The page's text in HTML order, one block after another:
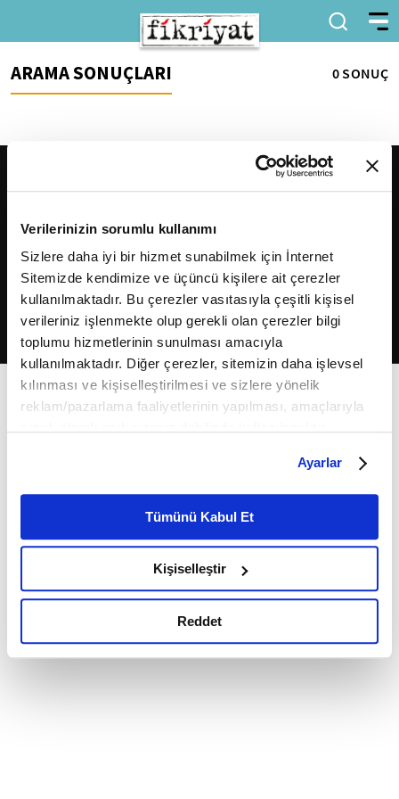
Verilerinizin sorumlu kullanımı
Sizlere daha iyi bir hizmet sunabilmek için İnternet
Sitemizde kendimize ve üçüncü kişilere ait çerezler
kullanılmaktadır. Bu çerezler vasıtasıyla çeşitli kişisel
verileriniz işlenmekte olup gerekli olan çerezler bilgi
toplumu hizmetlerinin sunulması amacıyla
kullanılmaktadır. Diğer çerezler, sitemizin daha işlevsel
kılınması ve kişiselleştirilmesi ve sizlere yönelik
reklam/pazarlama faaliyetlerinin yapılması, amaçlarıyla
belirleyebilirsiniz. Çerezlere ilişkin detaylı bilgi için
Ayarlar butonuna tıklayabilir,Çerez Bilgilendirme
Metnimizi ziyaret edebilirsiniz.
6698 sayılı Kişisel Verilerin Korunması Kanunu uyarınca
okumak ve sitemizi ziyaretiniz kapsamında
gerçekleştirilen veri işleme faaliyetleri ile ilgili daha
detaylı bilgi almak için lütfentıklayınız.
Ayarlar
Tümünü Kabul Et
Kişiselleştir
Reddet
ARAMA SONUÇLARI 0 SONUÇ
2026Fikriyat. Tüm hakları saklıdır.